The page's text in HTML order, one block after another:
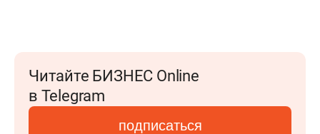
Читайте БИЗНЕС Online
в Telegram
подписаться